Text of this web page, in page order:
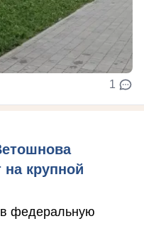
1
крупной
федеральную